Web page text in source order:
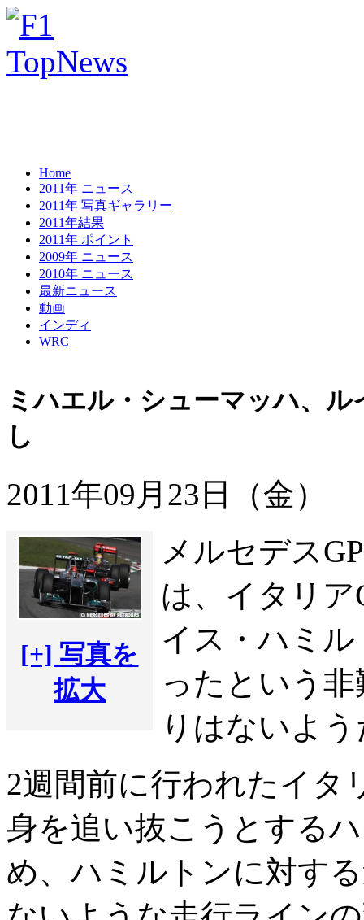
Home
2011年 ニュース
2011年 写真ギャラリー
2011年結果
2011年 ポイント
2009年 ニュース
2010年 ニュース
最新ニュース
動画
インディ
WRC
ミハエル・シューマッハ、
し
2011年09月23日（金）
[+] 写真を
拡大
メルセデス
は、イタリ
イス・ハミ
ったという
りはないよ
2週間前に行われたイタ
身を追い抜こうとする
め、ハミルトンに対す